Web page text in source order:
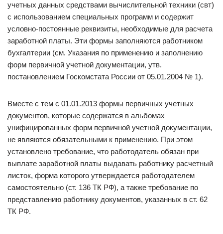
учетных данных средствами вычислительной техники (свт)
с использованием специальных программ и содержит
условно-постоянные реквизиты, необходимые для расчета
заработной платы. Эти формы заполняются работником
бухгалтерии (см. Указания по применению и заполнению
форм первичной учетной документации, утв.
постановлением Госкомстата России от 05.01.2004 № 1).
Вместе с тем с 01.01.2013 формы первичных учетных
документов, которые содержатся в альбомах
унифицированных форм первичной учетной документации,
не являются обязательными к применению. При этом
установлено требование, что работодатель обязан при
выплате заработной платы выдавать работнику расчетный
листок, форма которого утверждается работодателем
самостоятельно (ст. 136 ТК РФ), а также требование по
представлению работнику документов, указанных в ст. 62
ТК РФ.